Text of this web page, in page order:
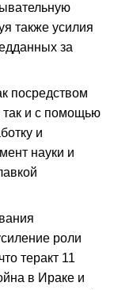
также усилия
за
посредством
так и с помощью
и
науки и
роли
теракт 11
в Ираке и